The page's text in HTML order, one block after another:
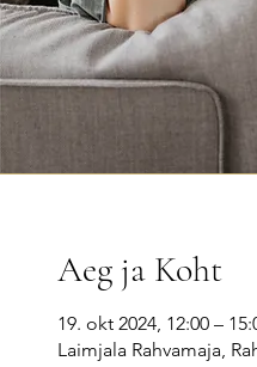
Aeg ja Koht
19. okt 2024, 12:00 –
Laimjala Rahvamaja,